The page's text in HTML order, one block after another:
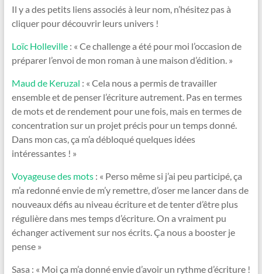
Il y a des petits liens associés à leur nom, n’hésitez pas à
cliquer pour découvrir leurs univers !
Loïc Holleville: « Ce challenge a été pour moi l’occasion de
préparer l’envoi de mon roman à une maison d’édition. »
Maud de Keruzal : « Cela nous a permis de travailler
ensemble et de penser l’écriture autrement. Pas en termes
de mots et de rendement pour une fois, mais en termes de
concentration sur un projet précis pour un temps donné.
Dans mon cas, ça m’a débloqué quelques idées
intéressantes ! »
Voyageuse des mots: « Perso même si j’ai peu participé, ça
m’a redonné envie de m’y remettre, d’oser me lancer dans de
nouveaux défis au niveau écriture et de tenter d’être plus
régulière dans mes temps d’écriture. On a vraiment pu
échanger activement sur nos écrits. Ça nous a booster je
pense »
Sasa : « Moi ça m’a donné envie d’avoir un rythme d’écriture !